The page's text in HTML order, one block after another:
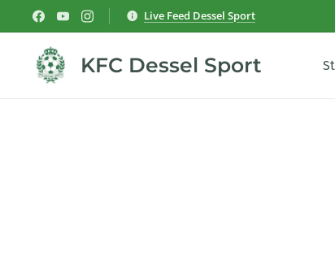
Live Feed Dessel Sport
KFC Dessel Sport